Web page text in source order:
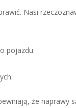
Nasi
pojazdu.
że naprawy